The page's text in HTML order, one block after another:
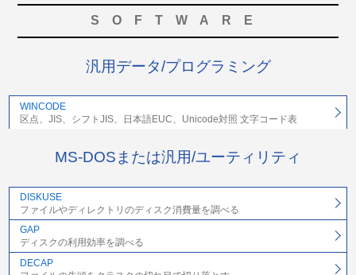
SOFTWARE
汎用データ/プログラミング
WINCODE
区点、JIS、シフトJIS、日本語EUC、Unicode対照 文字コード表
MS-DOSまたは汎用/ユーティリティ
DISKUSE
ファイルやディレクトリのディスク消費量を調べる
GAP
ディスクの利用効率を調べる
DECAP